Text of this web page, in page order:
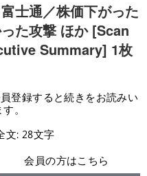
士通／株価下がった
た攻撃 ほか [Scan
Summary] 1枚
登録すると続きをお読みい
。
文: 28文字
会員の方はこちら